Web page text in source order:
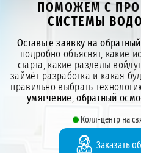
ПОМОЖЕМ С
СИСТЕМЫ
Оставьте заявку на
подробно объяснят, какие
старта, какие разделы
займёт разработка и какая
правильно выбрать
умягчение ,обратный
Колл-центр на
Заказать